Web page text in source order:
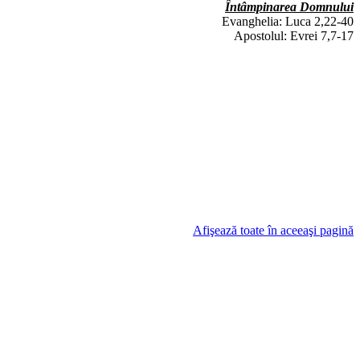
Întâmpinarea Domnului
Evanghelia: Luca 2,22-40
Apostolul: Evrei 7,7-17
Afişează toate în aceeaşi pagină